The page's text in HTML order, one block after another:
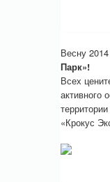
Весну
Парк»!
Всех
активного
«Крокус